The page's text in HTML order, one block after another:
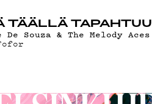
TÄÄLLÄ TAPAHTUU
De Souza & The Melody Aces